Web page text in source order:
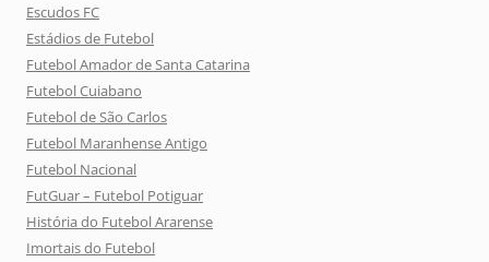
Escudos FC
Estádios de Futebol
Futebol Amador de Santa Catarina
Futebol Cuiabano
Futebol de São Carlos
Futebol Maranhense Antigo
Futebol Nacional
FutGuar – Futebol Potiguar
História do Futebol Ararense
Imortais do Futebol